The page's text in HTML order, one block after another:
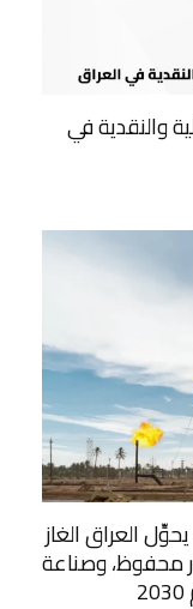
والنقدية في
العراق الغاز
محفوظ، وصناعة